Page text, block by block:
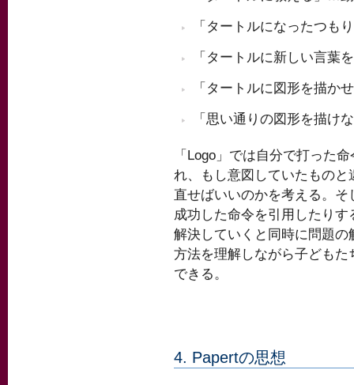
「タートルになったつも
「タートルに新しい言葉
「タートルに図形を描か
「思い通りの図形を描
「Logo」では自分で打った
れ、もし意図していたもの
直せばいいのかを考える。
成功した命令を引用したり
解決していくと同時に問題
方法を理解しながら子ども
できる。
4. Papertの思想